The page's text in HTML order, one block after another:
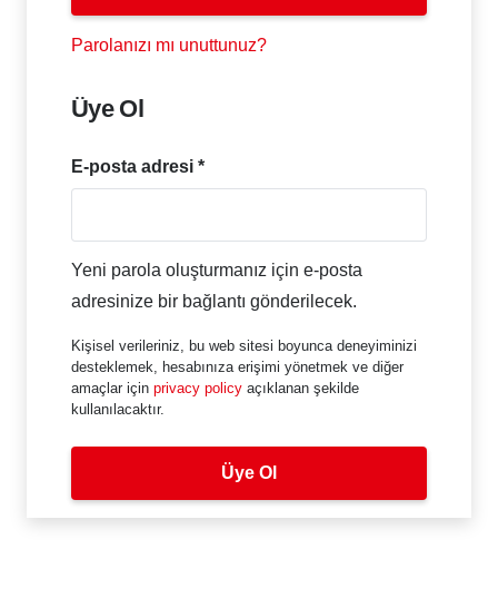
Parolanızı mı unuttunuz?
Üye Ol
E-posta adresi *Gerekli
Yeni parola oluşturmanız için e-posta
adresinize bir bağlantı gönderilecek.
Kişisel verileriniz, bu web sitesi boyunca deneyiminizi
desteklemek, hesabınıza erişimi yönetmek ve diğer
amaçlar için privacy policy açıklanan şekilde
kullanılacaktır.
Üye Ol